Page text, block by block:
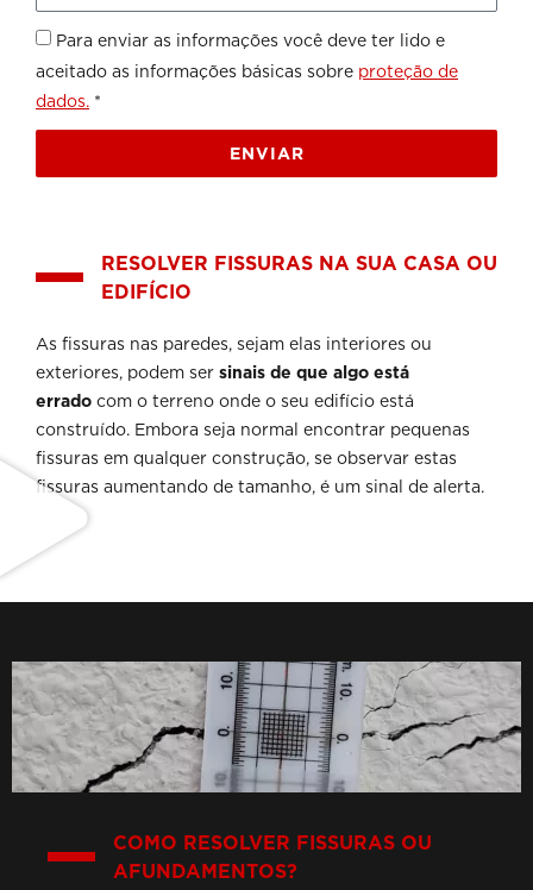
Para enviar as informações você deve ter lido e
aceitado as informações básicas sobre proteção de
dados. *
ENVIAR
RESOLVER FISSURAS NA SUA CASA OU
EDIFÍCIO
As fissuras nas paredes, sejam elas interiores ou
exteriores, podem ser sinais de que algo está
errado com o terreno onde o seu edifício está
construído. Embora seja normal encontrar pequenas
fissuras em qualquer construção, se observar estas
fissuras aumentando de tamanho, é um sinal de alerta.
COMO RESOLVER FISSURAS OU
AFUNDAMENTOS?